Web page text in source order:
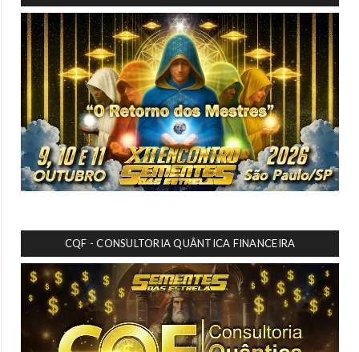
CQF - CONSULTORIA QUÂNTICA FINANCEIRA